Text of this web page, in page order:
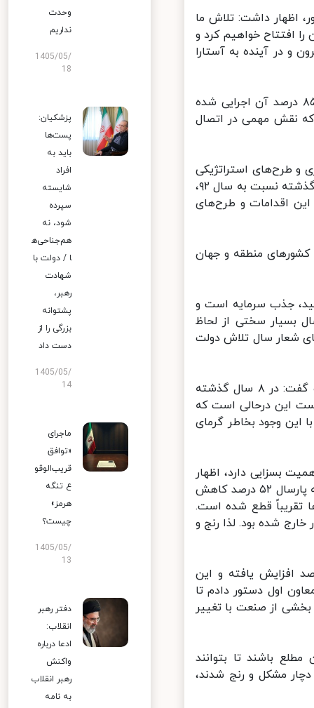
اظهار داشت: تلاش ما
افتتاح خواهیم کرد و
و در آینده به آستارا
رئیس جمهور افزود: راه‌آهن رشت – کاسپین طرح بسیار مهمی است که ۸۵ درصد آن اجرایی شده
کرد که نقش مهمی در اتصال
تجاری و طرح‌های استراتژیکی
در این مناطق اجرایی شده است، گفت: حجم اقدامات زیرساختی در ۸ سال گذشته نسبت به سال ۹۲،
اقدامات و طرح‌های
منطقه و جهان
جذب سرمایه است و
روز و بازار را به دست بیاوریم. در سال ۹۹ که سال بسیار سختی از لحاظ
شعار سال تلاش دولت
رئیس جمهور در ادامه به مشکل کم‌برقی و قطعی ‌برق در کشور اشاره کرد و گفت: در ۸ سال گذشته
است این درحالی است که
می‌شد، اما با این وجود بخاطر گرمای
بسزایی دارد، اظهار
داشت: امسال دچار خشکسالی بی‌سابقه‌ای هستیم و میزان بارندگی نسبت به پارسال ۵۲ درصد کاهش
تقریباً قطع شده است.
شده بود. لذا رنج و
تولیدات صنعتی کشور نسبت به سال گذشته ۵۰ درصد افزایش یافته و این
اول دستور دادم تا
از صنعت با تغییر
باشند تا بتوانند
مشکل و رنج شدند،
وحدت
نداریم
1405/05/
18
پزشکیان:
پست‌ها
باید به
افراد
شایسته
سپرده
شود، نه
هم‌جناحی‌ه
ا / دولت با
شهادت
رهبر،
پشتوانه
بزرگی را از
دست داد
1405/05/
14
ماجرای
«توافق
قریب‌الوقو
ع تنگه
هرمز»
چیست؟
1405/05/
13
دفتر رهبر
انقلاب:
ادعا درباره
واکنش
رهبر انقلاب
به نامه